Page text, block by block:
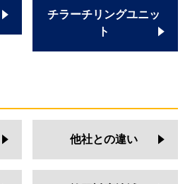
チラーチリングユニッ
ト
他社との違い